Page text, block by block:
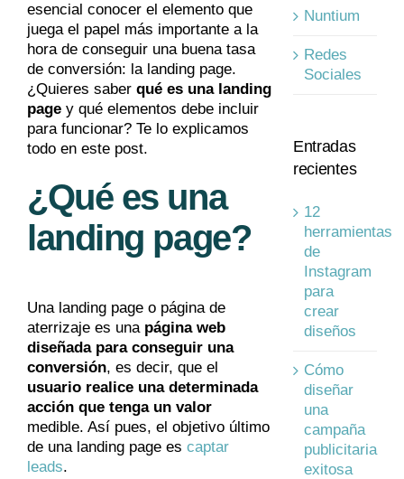
esencial conocer el elemento que
juega el papel más importante a la
hora de conseguir una buena tasa
de conversión: la landing page.
¿Quieres saber qué es una landing
page y qué elementos debe incluir
para funcionar? Te lo explicamos
todo en este post.
¿Qué es una
landing page?
Una landing page o página de
aterrizaje es una página web
diseñada para conseguir una
conversión, es decir, que el
usuario realice una determinada
acción que tenga un valor
medible. Así pues, el objetivo último
de una landing page es captar
leads.
Nuntium
Redes
Sociales
Entradas
recientes
12
herramientas
de
Instagram
para
crear
diseños
Cómo
diseñar
una
campaña
publicitaria
exitosa